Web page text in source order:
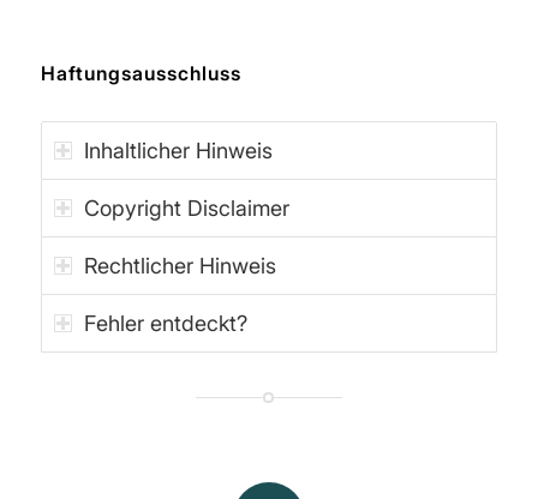
Haftungsausschluss
Inhaltlicher Hinweis
Copyright Disclaimer
Rechtlicher Hinweis
Fehler entdeckt?